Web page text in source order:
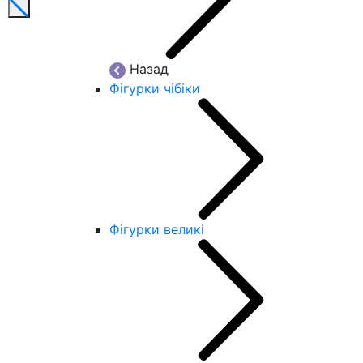
Назад
Фігурки чібіки
Фігурки великі